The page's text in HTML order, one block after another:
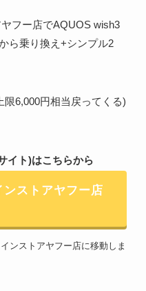
フー店でAQUOS wish3
ら乗り換え+シンプル2
6,000円相当戻ってくる)
イト)はこちらから
ンストアヤフー店
ンストアヤフー店に移動しま